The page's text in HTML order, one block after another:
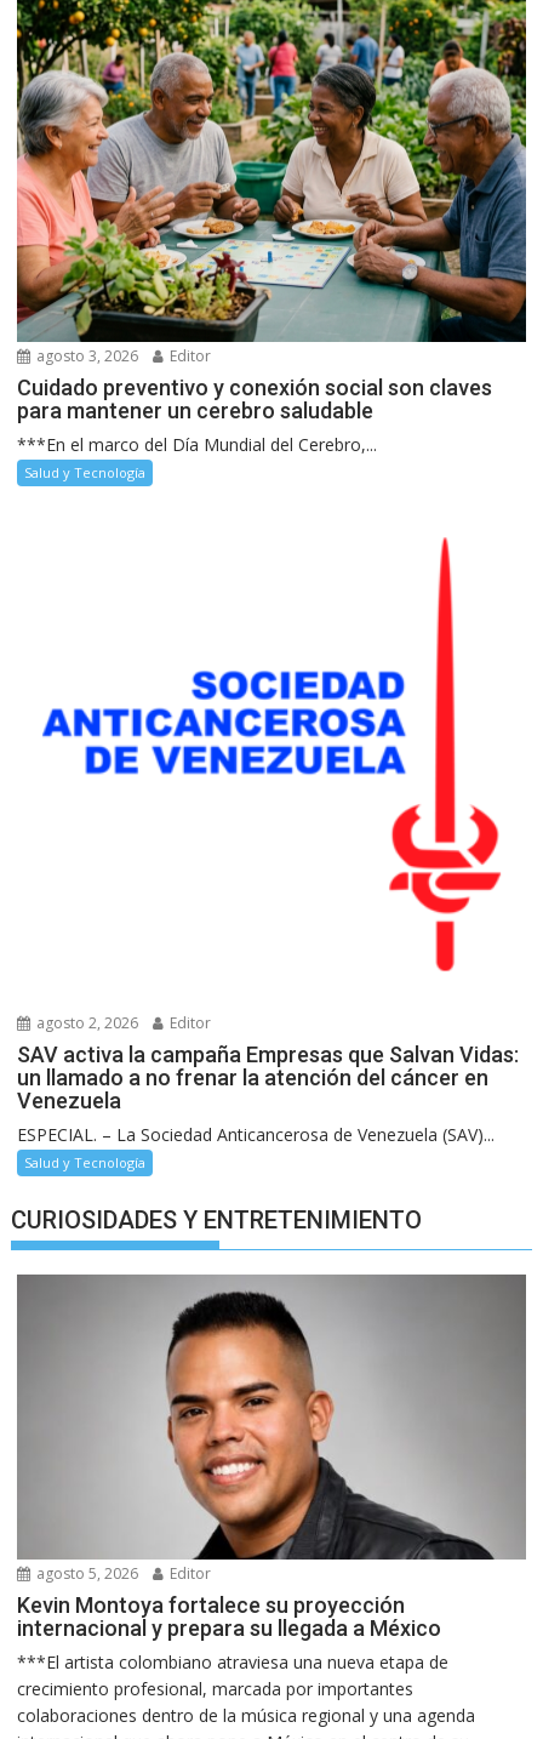
agosto 3, 2026 Editor
Cuidado preventivo y conexión social son claves
para mantener un cerebro saludable
***En el marco del Día Mundial del Cerebro,...
Salud y Tecnología
agosto 2, 2026 Editor
SAV activa la campaña Empresas que Salvan Vidas:
un llamado a no frenar la atención del cáncer en
Venezuela
ESPECIAL. – La Sociedad Anticancerosa de Venezuela (SAV)...
Salud y Tecnología
CURIOSIDADES Y ENTRETENIMIENTO
agosto 5, 2026 Editor
Kevin Montoya fortalece su proyección
internacional y prepara su llegada a México
***El artista colombiano atraviesa una nueva etapa de
crecimiento profesional, marcada por importantes
colaboraciones dentro de la música regional y una agenda